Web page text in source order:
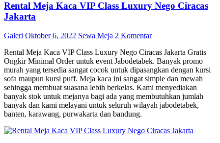
Rental Meja Kaca VIP Class Luxury Nego Ciracas
Jakarta
Galeri Oktober 6, 2022 Sewa Meja 2 Komentar
Rental Meja Kaca VIP Class Luxury Nego Ciracas Jakarta Gratis
Ongkir Minimal Order untuk event Jabodetabek. Banyak promo
murah yang tersedia sangat cocok untuk dipasangkan dengan kursi
sofa maupun kursi puff. Meja kaca ini sangat simple dan mewah
sehingga membuat suasana lebih berkelas. Kami menyediakan
banyak stok untuk mejanya bagi ada yang membutuhkan jumlah
banyak dan kami melayani untuk seluruh wilayah jabodetabek,
banten, karawang, purwakarta dan bandung.